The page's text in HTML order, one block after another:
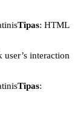
Tipas: HTML
user’s interaction
Tipas: